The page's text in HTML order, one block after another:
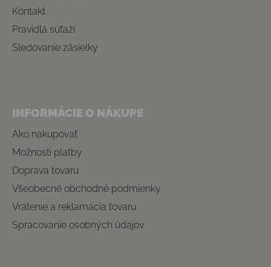
Kontakt
Pravidlá súťaží
Sledovanie zásielky
INFORMÁCIE O NÁKUPE
Ako nakupovať
Možnosti platby
Doprava tovaru
Všeobecné obchodné podmienky
Vrátenie a reklamácia tovaru
Spracovanie osobných údajov